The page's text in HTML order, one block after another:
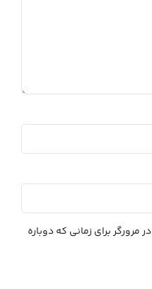
مرورگر برای زمانی که دوباره